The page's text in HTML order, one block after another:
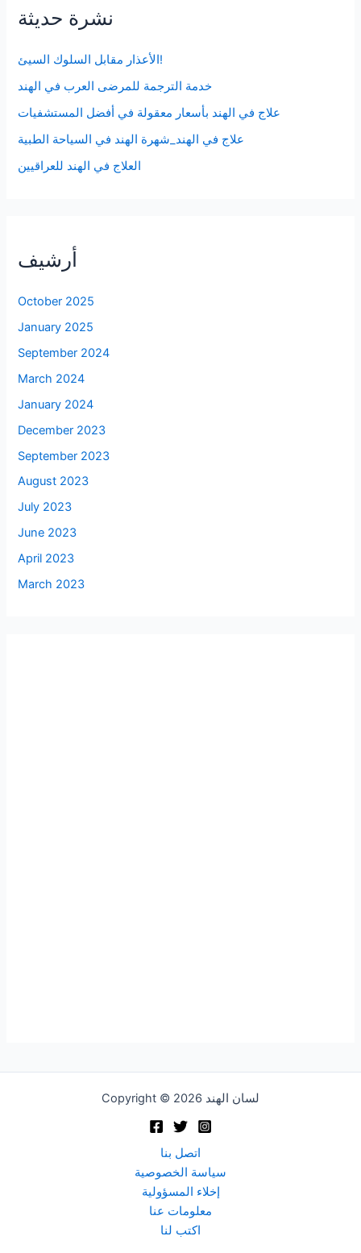
نشرة حديثة
الأعذار مقابل السلوك السيئ!
خدمة الترجمة للمرضى العرب في الهند
علاج في الهند بأسعار معقولة في أفضل المستشفيات
علاج في الهند_شهرة الهند في السياحة الطبية
العلاج في الهند للعراقيين
أرشيف
October 2025
January 2025
September 2024
March 2024
January 2024
December 2023
September 2023
August 2023
July 2023
June 2023
April 2023
March 2023
Copyright © 2026 لسان الهند
اتصل بنا
سياسة الخصوصية
إخلاء المسؤولية
معلومات عنا
اكتب لنا